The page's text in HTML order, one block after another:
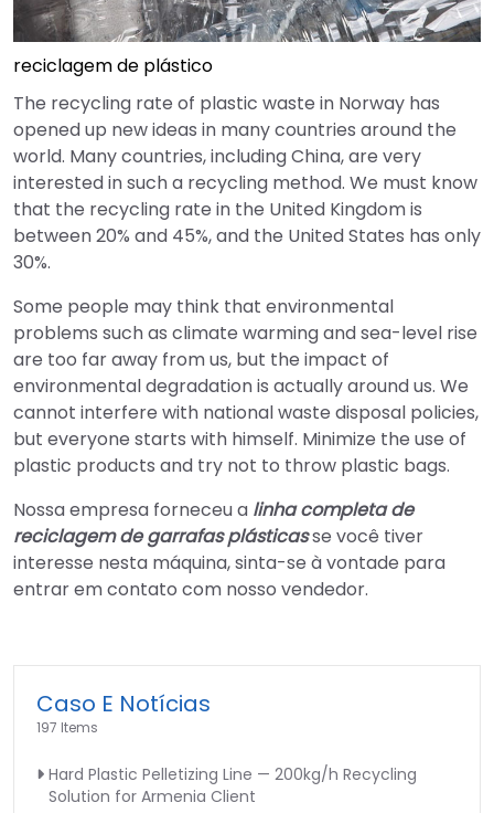
reciclagem de plástico
The recycling rate of plastic waste in Norway has
opened up new ideas in many countries around the
world. Many countries, including China, are very
interested in such a recycling method. We must know
that the recycling rate in the United Kingdom is
between 20% and 45%, and the United States has only
30%.
Some people may think that environmental
problems such as climate warming and sea-level rise
are too far away from us, but the impact of
environmental degradation is actually around us. We
cannot interfere with national waste disposal policies,
but everyone starts with himself. Minimize the use of
plastic products and try not to throw plastic bags.
Nossa empresa forneceu a linha completa de
reciclagem de garrafas plásticasse você tiver
interesse nesta máquina, sinta-se à vontade para
entrar em contato com nosso vendedor.
Caso E Notícias
197 Items
Hard Plastic Pelletizing Line — 200kg/h Recycling
Solution for Armenia Client